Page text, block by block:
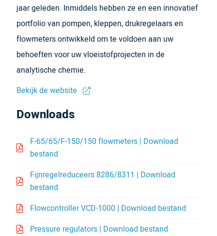
jaar geleden. Inmiddels hebben ze en een innovatief
portfolio van pompen, kleppen, drukregelaars en
flowmeters ontwikkeld om te voldoen aan uw
behoeften voor uw vloeistofprojecten in de
analytische chemie.
Bekijk de website
Downloads
F-65/65/F-150/150 flowmeters | Download
bestand
Fijnregelreduceers 8286/8311 | Download
bestand
Flowcontroller VCD-1000 | Download bestand
Pressure regulators | Download bestand